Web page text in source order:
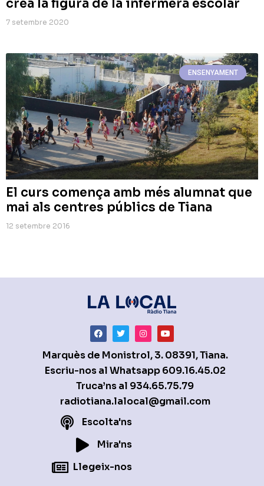
crea la figura de la infermera escolar
7 setembre 2020
ENSENYAMENT
El curs comença amb més alumnat que
mai als centres públics de Tiana
12 setembre 2016
Marquès de Monistrol, 3. 08391, Tiana.
Escriu-nos al Whatsapp609.16.45.02
Truca’ns al 934.65.75.79
radiotiana.lalocal@gmail.com
Escolta'ns
Mira'ns
Llegeix-nos